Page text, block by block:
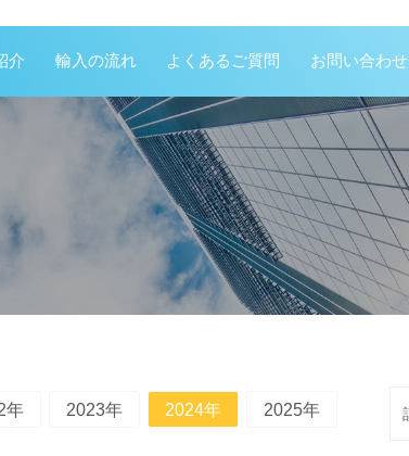
介 輸入の流れ よくあるご質問 お問い合わせ
年 2023年 2024年 2025年